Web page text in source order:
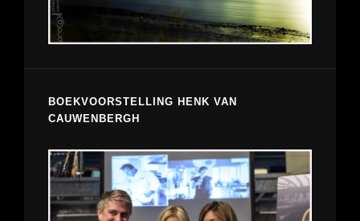
BOEKVOORSTELLING HENK VAN
CAUWENBERGH